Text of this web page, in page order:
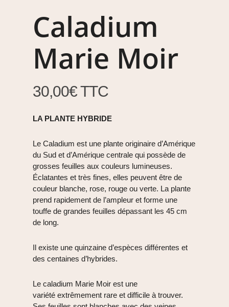
Caladium
Marie Moir
30,00€TTC
LA PLANTE HYBRIDE
Le Caladium est une plante originaire d’Amérique
du Sud et d’Amérique centrale qui possède de
grosses feuilles aux couleurs lumineuses.
Éclatantes et très fines, elles peuvent être de
couleur blanche, rose, rouge ou verte. La plante
prend rapidement de l’ampleur et forme une
touffe de grandes feuilles dépassant les 45 cm
de long.
Il existe une quinzaine d’espèces différentes et
des centaines d’hybrides.
Le caladium Marie Moir est une
variété extrêmement rare et difficile à trouver.